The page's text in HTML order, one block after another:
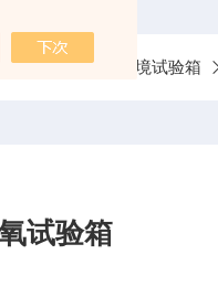
品中心 气候环境试验箱
试验箱